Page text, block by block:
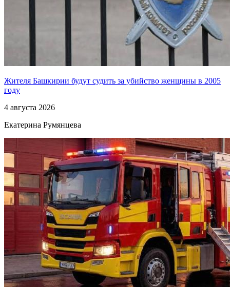
Жителя Башкирии будут судить за убийство женщины в 2005
году
4 августа 2026
Екатерина Румянцева